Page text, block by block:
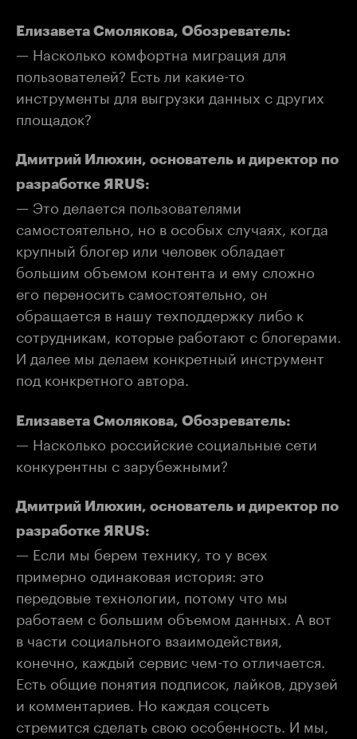
Елизавета Смолякова, Обозреватель:
— Насколько комфортна миграция для
пользователей? Есть ли какие-то
инструменты для выгрузки данных с других
площадок?
Дмитрий Илюхин, основатель и директор по
разработке ЯRUS:
— Это делается пользователями
самостоятельно, но в особых случаях, когда
крупный блогер или человек обладает
большим объемом контента и ему сложно
его переносить самостоятельно, он
обращается в нашу техподдержку либо к
сотрудникам, которые работают с блогерами.
И далее мы делаем конкретный инструмент
под конкретного автора.
Елизавета Смолякова, Обозреватель:
— Насколько российские социальные сети
конкурентны с зарубежными?
Дмитрий Илюхин, основатель и директор по
разработке ЯRUS:
— Если мы берем технику, то у всех
примерно одинаковая история: это
передовые технологии, потому что мы
работаем с большим объемом данных. А вот
в части социального взаимодействия,
конечно, каждый сервис чем-то отличается.
Есть общие понятия подписок, лайков, друзей
и комментариев. Но каждая соцсеть
стремится сделать свою особенность. И мы,